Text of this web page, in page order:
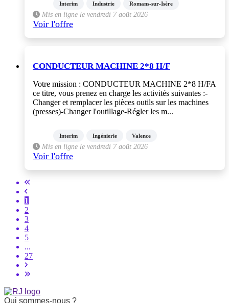
Interim Industrie Romans-sur-Isère
Mis en ligne le vendredi 7 août 2026
Voir l'offre
CONDUCTEUR MACHINE 2*8 H/F
Votre mission : CONDUCTEUR MACHINE 2*8 H/FA
ce titre, vous prenez en charge les activités suivantes :-
Changer et remplacer les pièces outils sur les machines
(presses)-Changer l'outillage-Régler les m...
Interim Ingénierie Valence
Mis en ligne le vendredi 7 août 2026
Voir l'offre
1
2
3
4
5
...
27
Qui sommes-nous ?